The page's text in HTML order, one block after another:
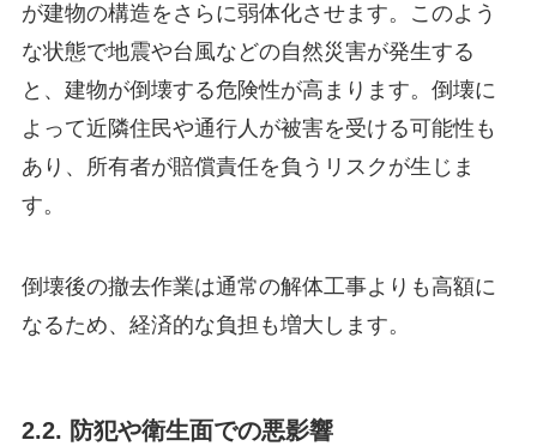
が建物の構造をさらに弱体化させます。このよう
な状態で地震や台風などの自然災害が発生する
と、建物が倒壊する危険性が高まります。倒壊に
よって近隣住民や通行人が被害を受ける可能性も
あり、所有者が賠償責任を負うリスクが生じま
す。
倒壊後の撤去作業は通常の解体工事よりも高額に
なるため、経済的な負担も増大します。
2.2. 防犯や衛生面での悪影響